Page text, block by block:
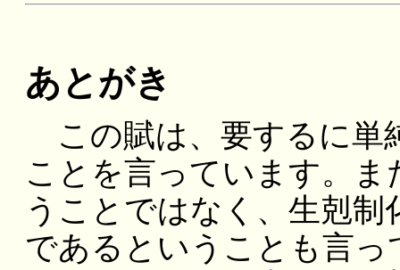
あとがき
この賦は、要するに単
ことを言っています。
うことではなく、生剋
であるということも言っ